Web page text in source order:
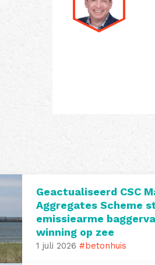
Geactualiseerd CSC
Aggregates Scheme
emissiearme
winning op zee
1 juli 2026 #betonhuis